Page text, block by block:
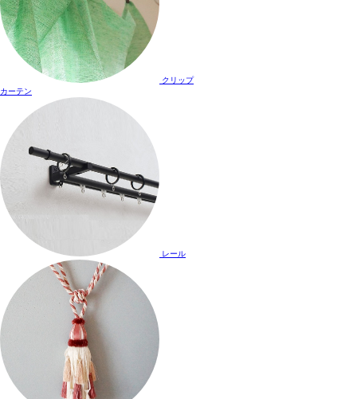
クリップ
カーテン
レール